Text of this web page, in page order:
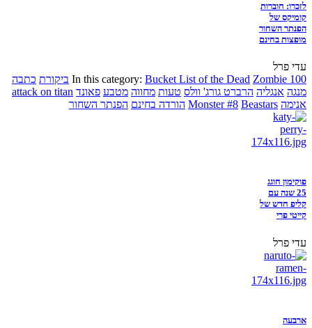
לזכרו: חוברות
קומיקס של
הפנתר השחור
מופצות בחינם
עדי פרל
In this category: Bucket List of the Dead Zombie 100 ביקורת כתבה
מנגה אנגליה הרברט גורג' וולס טעות מחווה מטבע פאונד attack on titan
אנימה
Monster #8 Beastars הורדה בחינם הפנתר השחור
פוקימון חוגג
25 שנה עם
קליפ חדש של
קייטי פרי
עדי פרל
ארבעה